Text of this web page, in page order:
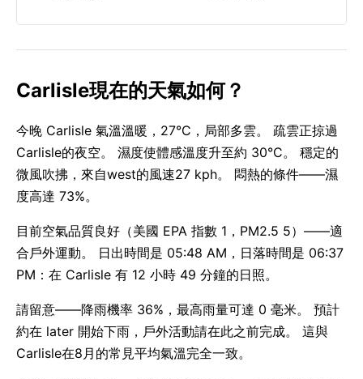
Carlisle現在的天氣如何？
今晚 Carlisle 氣溫溫暖，27°C，局部多雲。 疏雲正掠過
Carlisle的夜空。 濕度使體感溫度升至約 30°C。 穩定的
微風吹拂，來自west的風速27 kph。 悶熱的條件——濕
度高達 73%。
目前空氣品質良好（美國 EPA 指數 1，PM2.5 5）——適
合戶外運動。 日出時間是 05:48 AM，日落時間是 06:37
PM：在 Carlisle 有 12 小時 49 分鐘的日照。
請留意——降雨機率 36%，最高雨量可達 0 毫米。 預計
約在 later 開始下雨，戶外活動請在此之前完成。 這與
Carlisle在8月的常見平均氣溫完全一致。